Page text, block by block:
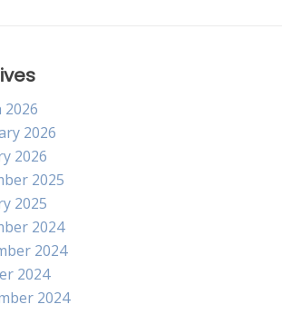
2026
2026
2026
2025
2025
2024
2024
2024
2024